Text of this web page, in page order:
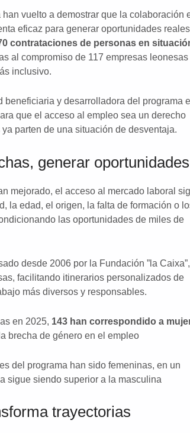
vuelto a demostrar que la colaboración
eficaz para generar oportunidades
contrataciones de personas en
al compromiso de 117 empresas leonesas
inclusivo.
beneficiaria y desarrolladora del programa
que el acceso al empleo sea un derecho
parten de una situación de desventaja.
generar oportunidades
mejorado, el acceso al mercado laboral
la edad, el origen, la falta de formación o
las oportunidades de miles de
desde 2006 por la Fundación ”la Caixa”,
facilitando itinerarios personalizados de
más diversos y responsables.
en 2025, 143 han correspondido a
brecha de género en el empleo
del programa han sido femeninas, en un
sigue siendo superior a la masculina
trayectorias